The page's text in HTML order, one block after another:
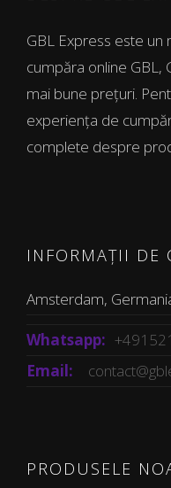
GBL Express este
cumpăra online GBL,
mai bune prețuri.
experiența de
complete despre
INFORMAȚII DE
Amsterdam,
Whatsapp:
Email:
PRODUSELE